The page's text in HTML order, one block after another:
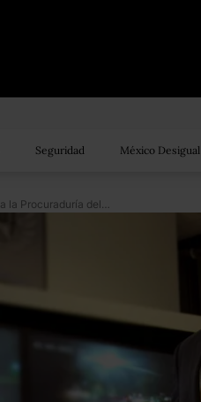
Seguridad México Desigual
Mancera renuncia a la Procuraduría del DF